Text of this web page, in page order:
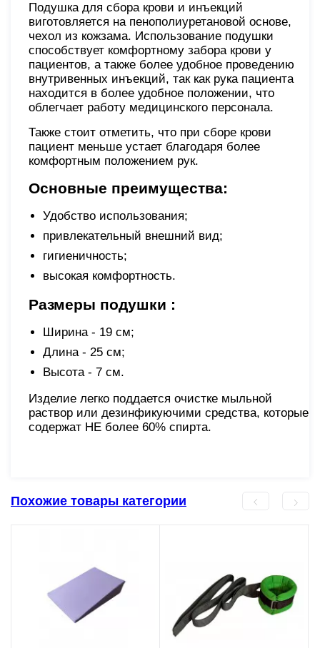
Подушка для сбора крови и инъекций
виготовляется на пенополиуретановой основе,
чехол из кожзама. Использование подушки
способствует комфортному забора крови у
пациентов, а также более удобное проведению
внутривенных инъекций, так как рука пациента
находится в более удобное положении, что
облегчает работу медицинского персонала.
Также стоит отметить, что при сборе крови
пациент меньше устает благодаря более
комфортным положением рук.
Основные преимущества:
Удобство использования;
привлекательный внешний вид;
гигиеничность;
высокая комфортность.
Размеры подушки :
Ширина - 19 см;
Длина - 25 см;
Высота - 7 см.
Изделие легко поддается очистке мыльной
раствор или дезинфикуючими средства, которые
содержат НЕ более 60% спирта.
Похожие товары категории